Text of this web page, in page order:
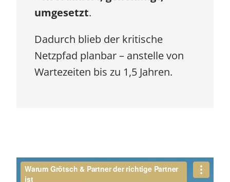
umgesetzt.
Dadurch blieb der kritische
Netzpfad planbar – anstelle von
Wartezeiten bis zu 1,5 Jahren.